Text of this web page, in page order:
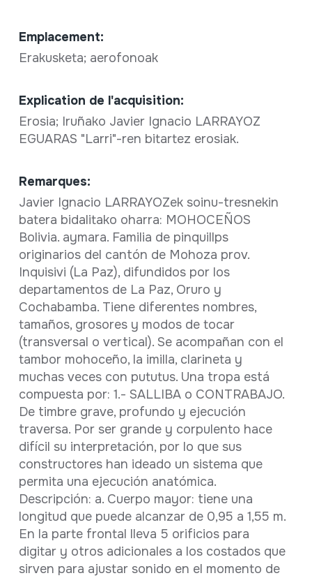
Emplacement:
Erakusketa; aerofonoak
Explication de l'acquisition:
Erosia; Iruñako Javier Ignacio LARRAYOZ
EGUARAS "Larri"-ren bitartez erosiak.
Remarques:
Javier Ignacio LARRAYOZek soinu-tresnekin
batera bidalitako oharra: MOHOCEÑOS
Bolivia. aymara. Familia de pinquillps
originarios del cantón de Mohoza prov.
Inquisivi (La Paz), difundidos por los
departamentos de La Paz, Oruro y
Cochabamba. Tiene diferentes nombres,
tamaños, grosores y modos de tocar
(transversal o vertical). Se acompañan con el
tambor mohoceño, la imilla, clarineta y
muchas veces con pututus. Una tropa está
compuesta por: 1.- SALLIBA o CONTRABAJO.
De timbre grave, profundo y ejecución
traversa. Por ser grande y corpulento hace
difícil su interpretación, por lo que sus
constructores han ideado un sistema que
permita una ejecución anatómica.
Descripción: a. Cuerpo mayor: tiene una
longitud que puede alcanzar de 0,95 a 1,55 m.
En la parte frontal lleva 5 orificios para
digitar y otros adicionales a los costados que
sirven para ajustar sonido en el momento de